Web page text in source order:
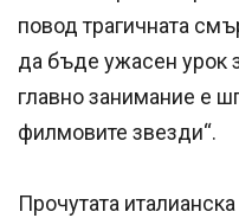
повод трагичната
да бъде ужасен урок
главно занимание е
филмовите звезди“.
Прочутата